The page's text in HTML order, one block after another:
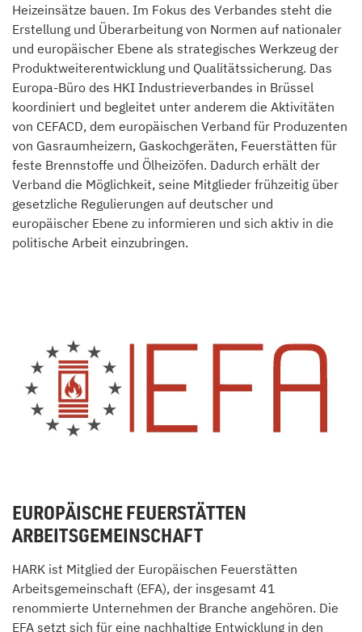
Heizeinsätze bauen. Im Fokus des Verbandes steht die
Erstellung und Überarbeitung von Normen auf nationaler
und europäischer Ebene als strategisches Werkzeug der
Produktweiterentwicklung und Qualitätssicherung. Das
Europa-Büro des HKI Industrieverbandes in Brüssel
koordiniert und begleitet unter anderem die Aktivitäten
von CEFACD, dem europäischen Verband für Produzenten
von Gasraumheizern, Gaskochgeräten, Feuerstätten für
feste Brennstoffe und Ölheizöfen. Dadurch erhält der
Verband die Möglichkeit, seine Mitglieder frühzeitig über
gesetzliche Regulierungen auf deutscher und
europäischer Ebene zu informieren und sich aktiv in die
politische Arbeit einzubringen.
EUROPÄISCHE FEUERSTÄTTEN
ARBEITSGEMEINSCHAFT
HARK ist Mitglied der Europäischen Feuerstätten
Arbeitsgemeinschaft (EFA), der insgesamt 41
renommierte Unternehmen der Branche angehören. Die
EFA setzt sich für eine nachhaltige Entwicklung in den